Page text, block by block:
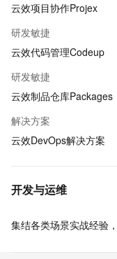
云效项目协作Projex
研发敏捷
云效代码管理Codeup
研发敏捷
云效制品仓库Packages
解决方案
云效DevOps解决方案
开发与运维
集结各类场景实战经验